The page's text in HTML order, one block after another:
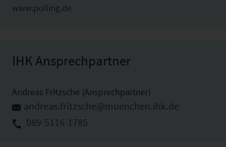
www.polling.de
IHK Ansprechpartner
Andreas Fritzsche (Ansprechpartner)
andreas.fritzsche@muenchen.ihk.de
089-5116-1785